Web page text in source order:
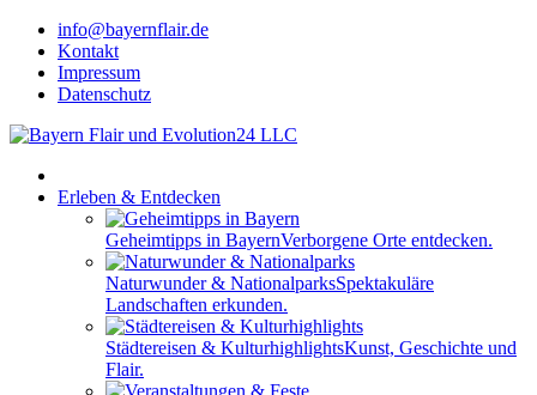
info@bayernflair.de
Kontakt
Impressum
Datenschutz
Erleben & Entdecken
Geheimtipps in BayernVerborgene Orte entdecken.
Naturwunder & NationalparksSpektakuläre
Landschaften erkunden.
Städtereisen & KulturhighlightsKunst, Geschichte und
Flair.